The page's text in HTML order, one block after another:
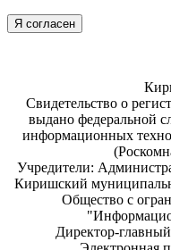
Я согласен
Свидетельство о
выдано федеральной
информационных
Учредители:
Киришский
Общество с
Директор-